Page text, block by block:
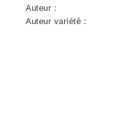
Auteur :
Auteur variété :